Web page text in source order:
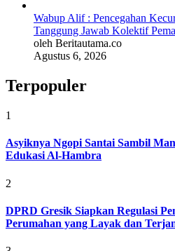
Wabup Alif : Pencegahan
Tanggung Jawab Kolektif
oleh Beritautama.co
Agustus 6, 2026
Terpopuler
1
Asyiknya Ngopi Santai Sambil
Edukasi Al-Hambra
2
DPRD Gresik Siapkan Regulasi
Perumahan yang Layak dan